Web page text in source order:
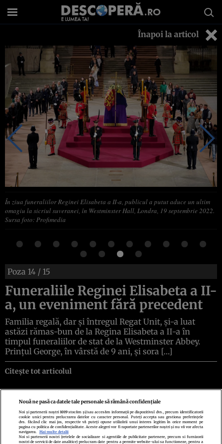
Înapoi la articol
În ziua funeraliilor Reginei Elisabeta a II-a, publicul a putut aduce un ultim
omagiu la sicriul suveranei, în Westminster Hall, Londra, 19 septembrie 2022.
Sursa foto: Profimedia
Poza 14 / 15
Funeraliile Reginei Elisabeta a II-
a, un eveniment fără precedent
Familia regală, dar și întregul Regat Unit, și-a luat
astăzi rămas-bun de la Regina Elisabeta a II-a în
timpul funeraliilor de stat de la Westminster Abbey.
Prințul George, în vârstă de 9 ani, și sora […]
Citește tot articolul
Politica de confidenţialitate Politica de cookiesTermeni şi condiţii
Echipa redacționalăContactSetări Cookies
Nouă ne pasă ca datele tale personale să rămână confidențiale
Noi și partenerii noștri1019 stocăm și/sau accesăm informații pe dispozitivul dvs., precum identificatorii
cookie unici pentru prelucrarea datelor cu caracter personal. Puteți accepta sau gestiona preferințele
dvs. făcând clic mai jos, respectiv vă puteți opune utilizării unui interes legitim în orice moment pe
pagina cu politica de confidențialitate. Aceste alegeri vor fi raportate partenerilor noștri și nu vă vor afecta
navigarea.
Mai multe detalii
Noi si partenerii nostri (retelele de socializare si agentiile de publicitate partenere, precum si furnizorii
nostri de servicii de date analitice) prelucram date pentru a permite website-ului sa functioneze, pentru a